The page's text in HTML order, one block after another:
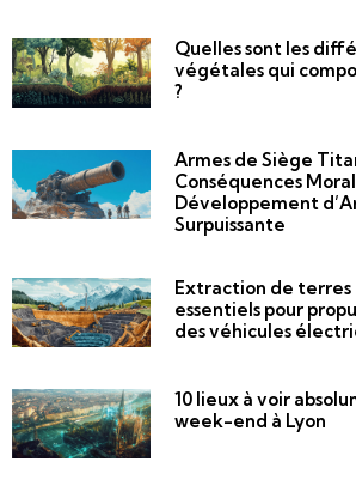
Quelles sont les
végétales qui
?
Armes de Siège
Conséquences
Développement
Surpuissante
Extraction de terres
essentiels pour
des véhicules
10 lieux à voir
week-end à Lyon